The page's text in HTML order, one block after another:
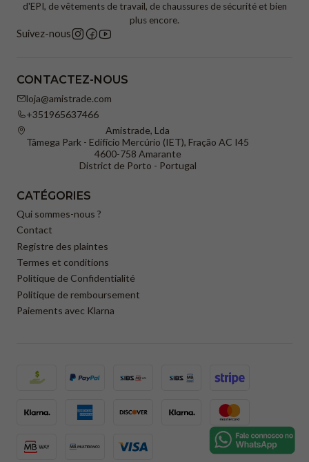
d'EPI, de vêtements de travail, de chaussures de sécurité et bien
plus encore.
Suivez-nous
CONTACTEZ-NOUS
loja@amistrade.com
+351965637466
Amistrade, Lda
Tâmega Park - Edifício Mercúrio (IET), Fração AC I45
4600-758 Amarante
District de Porto - Portugal
CATÉGORIES
Qui sommes-nous ?
Contact
Registre des plaintes
Termes et conditions
Politique de Confidentialité
Politique de remboursement
Paiements avec Klarna